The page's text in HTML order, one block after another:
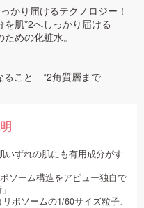
かり届けるテクノロジー！
肌*2へしっかり届ける
めの化粧水。
ること *2角質層まで
いずれの肌にも有用成分がす
ソーム構造をアピュー独自で
ポソームの1/60サイズ粒子、